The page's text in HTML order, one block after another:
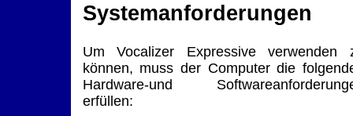
Systemanforderungen
Um Vocalizer Expressive verwenden
können, muss der Computer die
Hardware-und
erfüllen: